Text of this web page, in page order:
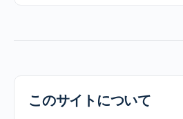
このサイトについて